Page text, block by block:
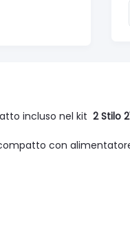
incluso nel kit2 Stilo
con